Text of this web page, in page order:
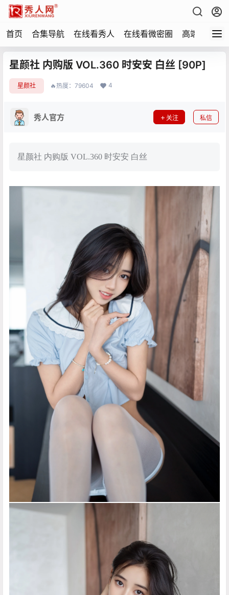
首页 合集导航 在线看秀人 在线看微密圈 高端写真
星颜社 内购版 VOL.360 时安安 白丝 [90P]
星颜社 🔥热度：79604 4
秀人官方 关注 私信
星颜社 内购版 VOL.360 时安安 白丝